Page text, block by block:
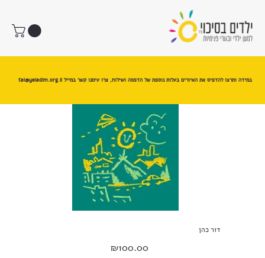
דור כהן
₪100.00
במידה ותרצו להדפיס את האיורים בעלות נוספת של הדפסה ושילוח, צרו עימנו קשר במייל tal@yeladim.org.il